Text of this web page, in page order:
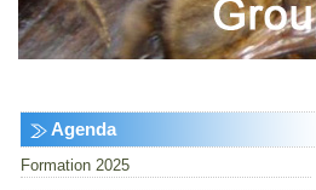
Agenda
Formation 2025